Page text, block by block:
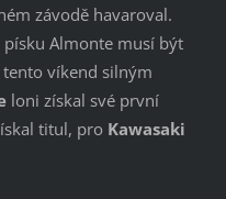
závodě havaroval.
Almonte musí být
víkend silným
loni získal své první
titul, pro Kawasaki